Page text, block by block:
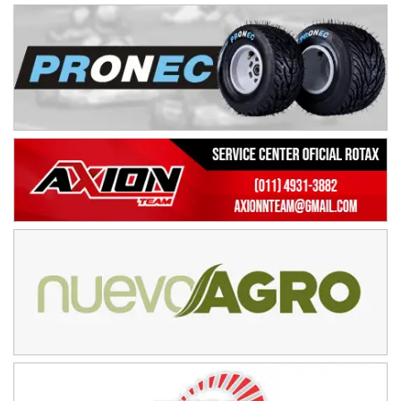
IAME SERIES ARGENTINA 6
Ramiro Tot (Asfalto)
Baradero (Buenos Aires)
KDO - F6
ENTRERRIANO - F6 (POSTERGADA)
Parque de la Velocidad (Asfalto)
Villaguay (Entre Ríos)
VICTORIENSE - F7
PATAGONICO - F6
Moto Club Reginense (Tierra)
CSK - F7